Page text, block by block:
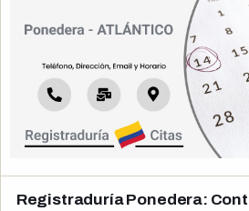
Registraduría Ponedera: